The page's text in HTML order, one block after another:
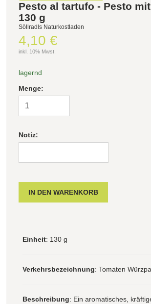
Pesto al tartufo - Pesto
130 g
Söllradls Naturkostladen
4,10 €
inkl. 10% Mwst.
lagernd
Menge:
Notiz:
Einheit: 130 g
Verkehrsbezeichnung: Tomaten
Beschreibung: Ein aromatisches,